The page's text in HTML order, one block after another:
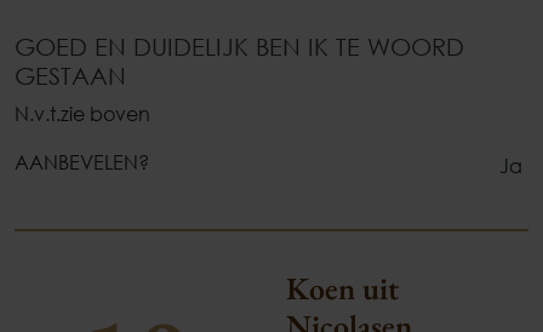
GOED EN DUIDELIJK BEN IK TE WOORD
GESTAAN
N.v.t.zie boven
AANBEVELEN?
Ja
Koen uit